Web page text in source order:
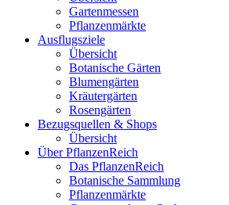
Gartenmessen
Pflanzenmärkte
Ausflugsziele
Übersicht
Botanische Gärten
Blumengärten
Kräutergärten
Rosengärten
Bezugsquellen & Shops
Übersicht
Über PflanzenReich
Das PflanzenReich
Botanische Sammlung
Pflanzenmärkte